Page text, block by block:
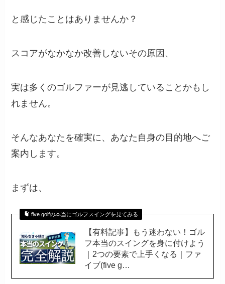
と感じたことはありませんか？
スコアがなかなか改善しないその原因、
実は多くのゴルファーが見逃していることかもし
れません。
そんなあなたを確実に、あなた自身の目的地へご
案内します。
まずは、
five golfの本当にゴルフスイングを見てみる
【有料記事】もう迷わない！ゴル
フ本当のスイングを身に付けよう
｜2つの要素で上手くなる｜ファ
イブ(five g…